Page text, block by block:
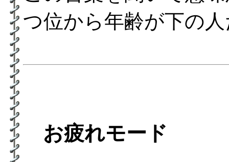
つ位から年齢が下の
お疲れモード